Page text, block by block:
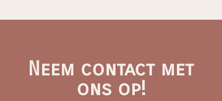
Neem contact met
ons op!